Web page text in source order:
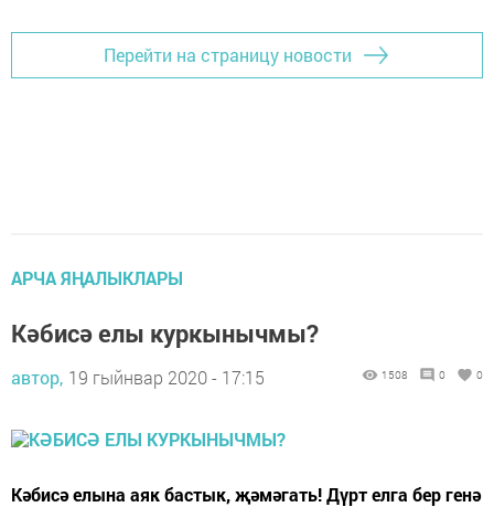
Перейти на страницу новости
АРЧА ЯҢАЛЫКЛАРЫ
Кәбисә елы куркынычмы?
автор, 19 гыйнвар 2020 - 17:15 1508 0 0
Кәбисә елына аяк бастык, җәмәгать! Дүрт елга бер генә